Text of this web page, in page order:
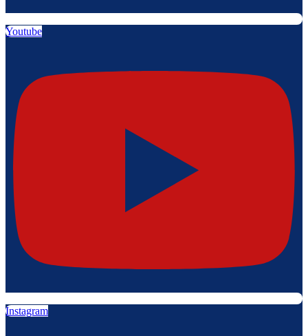
Youtube
Instagram